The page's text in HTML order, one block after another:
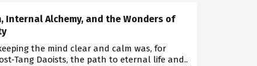
Internal Alchemy, and the Wonders of
the mind clear and calm was, for
Tang Daoists, the path to eternal life and..